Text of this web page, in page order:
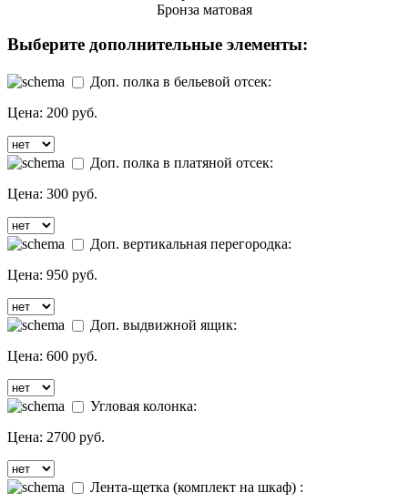
Бронза матовая
Выберите дополнительные элементы:
Доп. полка в бельевой отсек:
Цена: 200 руб.
Доп. полка в платяной отсек:
Цена: 300 руб.
Доп. вертикальная перегородка:
Цена: 950 руб.
Доп. выдвижной ящик:
Цена: 600 руб.
Угловая колонка:
Цена: 2700 руб.
Лента-щетка (комплект на шкаф) :